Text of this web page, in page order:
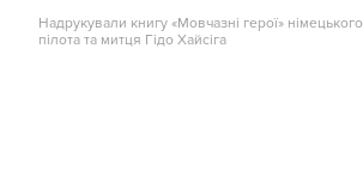
Надрукували книгу «Мовчазні герої» німецького
пілота та митця Гідо Хайсіга